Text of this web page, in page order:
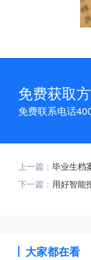
免费获取
免费联系电话
上一篇： 毕业生档
下一篇： 用好智能
大家都在看